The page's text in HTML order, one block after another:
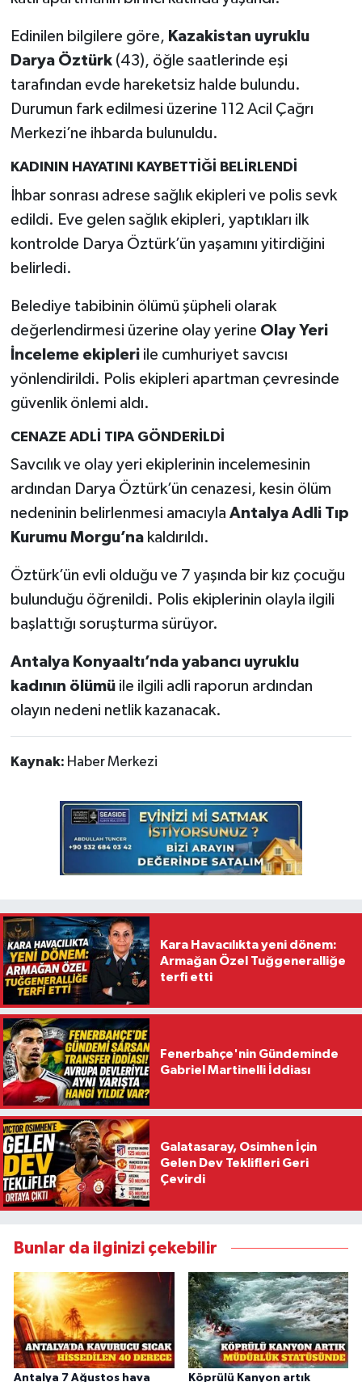
Edinilen bilgilere göre, Kazakistan uyruklu
Darya Öztürk(43), öğle saatlerinde eşi
tarafından evde hareketsiz halde bulundu.
Durumun fark edilmesi üzerine 112 Acil Çağrı
Merkezi’ne ihbarda bulunuldu.
KADININ HAYATINI KAYBETTİĞİ BELİRLENDİ
İhbar sonrası adrese sağlık ekipleri ve polis sevk
edildi. Eve gelen sağlık ekipleri, yaptıkları ilk
kontrolde Darya Öztürk’ün yaşamını yitirdiğini
belirledi.
Belediye tabibinin ölümü şüpheli olarak
değerlendirmesi üzerine olay yerine Olay Yeri
İnceleme ekipleriile cumhuriyet savcısı
yönlendirildi. Polis ekipleri apartman çevresinde
güvenlik önlemi aldı.
CENAZE ADLİ TIPA GÖNDERİLDİ
Savcılık ve olay yeri ekiplerinin incelemesinin
ardından Darya Öztürk’ün cenazesi, kesin ölüm
nedeninin belirlenmesi amacıyla Antalya Adli Tıp
Kurumu Morgu’nakaldırıldı.
Öztürk’ün evli olduğu ve 7 yaşında bir kız çocuğu
bulunduğu öğrenildi. Polis ekiplerinin olayla ilgili
başlattığı soruşturma sürüyor.
Antalya Konyaaltı’nda yabancı uyruklu
kadının ölümüile ilgili adli raporun ardından
olayın nedeni netlik kazanacak.
Kaynak: Haber Merkezi
Kara Havacılıkta yeni dönem:
Armağan Özel Tuğgeneralliğe
terfi etti
Fenerbahçe'nin Gündeminde
Gabriel Martinelli İddiası
Galatasaray, Osimhen İçin
Gelen Dev Teklifleri Geri
Çevirdi
Bunlar da ilginizi çekebilir
Antalya 7 Ağustos hava Köprülü Kanyon artık